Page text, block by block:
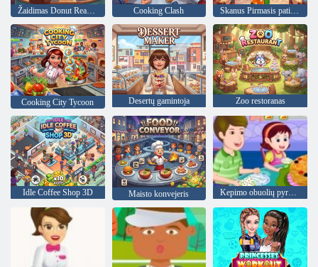
Žaidimas Donut Ready Business Tycoon Cooking Clash Skanus Pirmasis patiekalas
Cooking City Tycoon Desertų gamintoja Zoo restoranas
Idle Coffee Shop 3D Maisto konvejeris Kepimo obuolių pyragas